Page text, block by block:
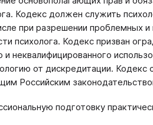
Кодекс должен служить
при разрешении проблемных и
психолога. Кодекс призван
от дискредитации. Кодекс
Российским
подготовку